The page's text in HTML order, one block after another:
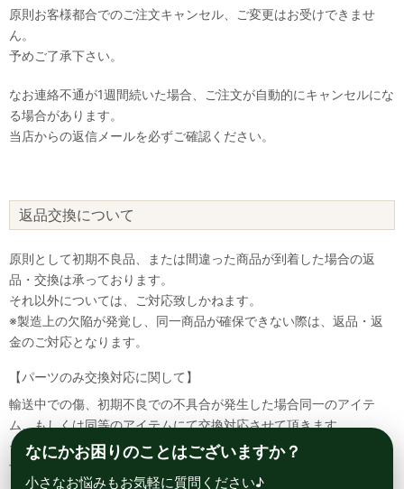
原則お客様都合でのご注文キャンセル、ご変更はお受けできませ
ん。
予めご了承下さい。
なお連絡不通が1週間続いた場合、ご注文が自動的にキャンセルにな
る場合があります。
当店からの返信メールを必ずご確認ください。
返品交換について
原則として初期不良品、または間違った商品が到着した場合の返
品・交換は承っております。
それ以外については、ご対応致しかねます。
※製造上の欠陥が発覚し、同一商品が確保できない際は、返品・返
金のご対応となります。
【パーツのみ交換対応に関して】
輸送中での傷、初期不良での不具合が発生した場合同一のアイテ
ム、もしくは同等のアイテムにて交換対応させて頂きます。
その場合該当部品を着払いにて返送して頂く必要が御座いますので
予めご了承ください。
なにかお困りのことはございますか？
小さなお悩みもお気軽に質問ください♪